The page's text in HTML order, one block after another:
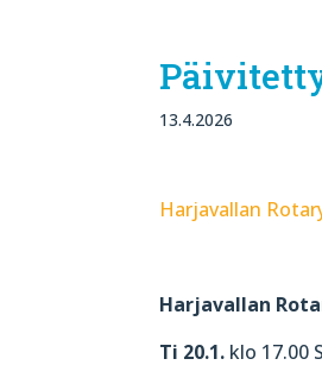
13.4.2026
Harjavallan
Harjavallan
Ti 20.1. klo 17.00